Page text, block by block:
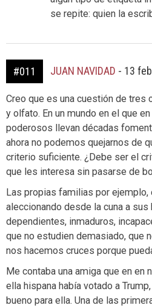
se repite: quien la
#011 JUAN NAVIDAD - 13
Creo que es una cuestión de tres
y olfato. En un mundo en el que
poderosos llevan décadas
ahora no podemos quejarnos de
criterio suficiente. ¿Debe ser el
que les interesa sin pasarse de
Las propias familias por ejemplo,
aleccionando desde la cuna a sus
dependientes, inmaduros,
que no estudien demasiado, que
nos hacemos cruces porque
Me contaba una amiga que en en
ella hispana había votado a
bueno para ella. Una de las